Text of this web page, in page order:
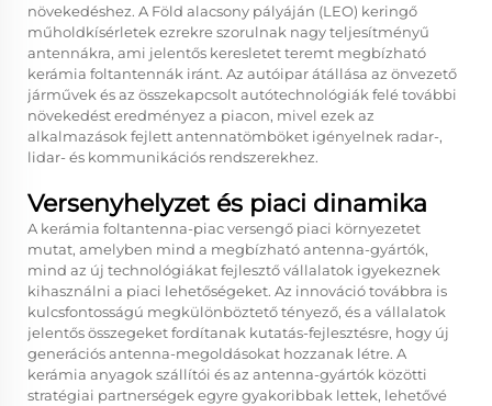
növekedéshez. A Föld alacsony pályáján (LEO) keringő
műholdkísérletek ezrekre szorulnak nagy teljesítményű
antennákra, ami jelentős keresletet teremt megbízható
kerámia foltantennák iránt. Az autóipar átállása az önvezető
járművek és az összekapcsolt autótechnológiák felé további
növekedést eredményez a piacon, mivel ezek az
alkalmazások fejlett antennatömböket igényelnek radar-,
lidar- és kommunikációs rendszerekhez.
Versenyhelyzet és piaci dinamika
A kerámia foltantenna-piac versengő piaci környezetet
mutat, amelyben mind a megbízható antenna-gyártók,
mind az új technológiákat fejlesztő vállalatok igyekeznek
kihasználni a piaci lehetőségeket. Az innováció továbbra is
kulcsfontosságú megkülönböztető tényező, és a vállalatok
jelentős összegeket fordítanak kutatás-fejlesztésre, hogy új
generációs antenna-megoldásokat hozzanak létre. A
kerámia anyagok szállítói és az antenna-gyártók közötti
stratégiai partnerségek egyre gyakoribbak lettek, lehetővé